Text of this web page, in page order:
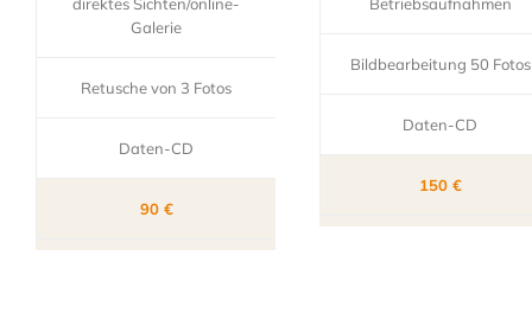
direktes Sichten/online-
Galerie
Retusche von 3 Fotos
Daten-CD
90 €
Betriebsaufnahmen
Bildbearbeitung 50 Fotos
Daten-CD
150 €